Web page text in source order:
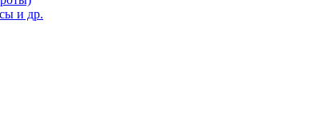
и др.